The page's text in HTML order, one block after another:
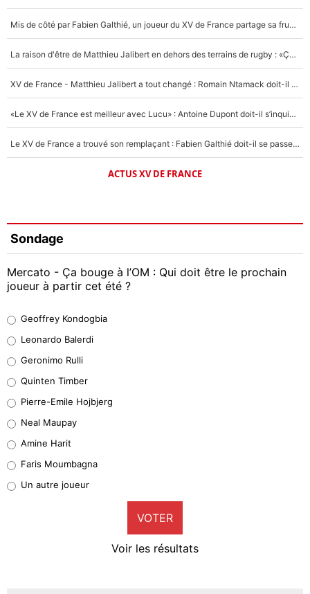
Mis de côté par Fabien Galthié, un joueur du XV de France partage sa frustration : «ils ne me l’ont pas dit tout de suite»
La raison d'être de Matthieu Jalibert en dehors des terrains de rugby : «Ça m'atteint autant que si tu touches à un membre de ma famille»
XV de France - Matthieu Jalibert a tout changé : Romain Ntamack doit-il s’inquiéter pour sa place à un an de la Coupe du monde ?
«Le XV de France est meilleur avec Lucu» : Antoine Dupont doit-il s’inquiéter pour sa place ?
Le XV de France a trouvé son remplaçant : Fabien Galthié doit-il se passer d'Antoine Dupont ?
ACTUS XV DE FRANCE
Sondage
Mercato - Ça bouge à l’OM : Qui doit être le prochain
joueur à partir cet été ?
38%
32%
4%
1%
9%
Geoffrey Kondogbia
Leonardo Balerdi
Geronimo Rulli
Quinten Timber
Pierre-Emile Hojbjerg
Neal Maupay
Amine Harit
Faris Moumbagna
Un autre joueur
VOTER
Voir les résultats